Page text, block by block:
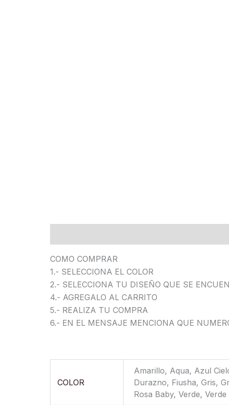
COMO COMPRAR
1.- SELECCIONA EL COLOR
2.- SELECCIONA TU DISEÑO QUE SE
4.- AGREGALO AL CARRITO
5.- REALIZA TU COMPRA
6.- EN EL MENSAJE MENCIONA QUE
COLOR
Amarillo, Aqua, Azul
Durazno, Fiusha, Gris,
Rosa Baby, Verde,